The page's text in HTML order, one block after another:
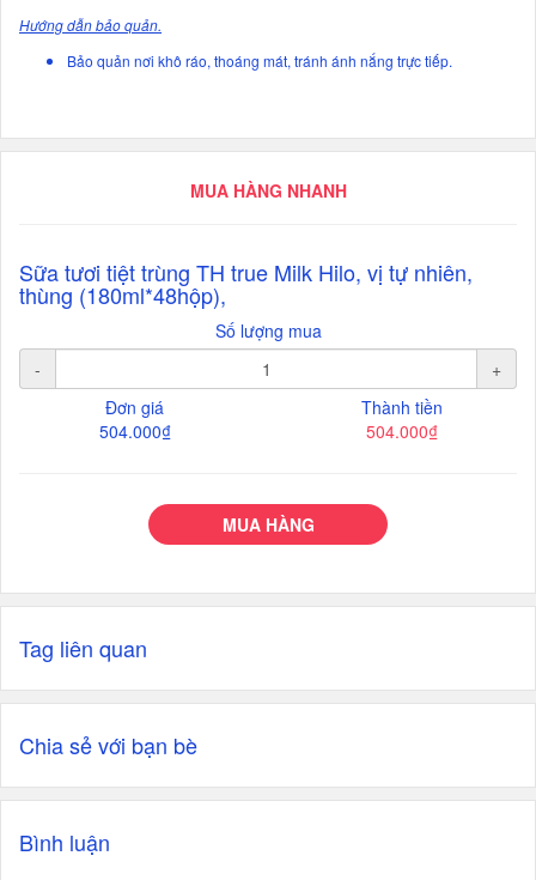
Hướng dẫn bảo quản.
Bảo quản nơi khô ráo, thoáng mát, tránh ánh nắng trực tiếp.
MUA HÀNG NHANH
Sữa tươi tiệt trùng TH true Milk Hilo, vị tự nhiên,
thùng (180ml*48hộp),
Số lượng mua
-
+
Đơn giá
504.000₫
Thành tiền
504.000₫
MUA HÀNG
Tag liên quan
Chia sẻ với bạn bè
Bình luận